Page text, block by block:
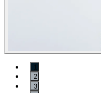
1
2
3